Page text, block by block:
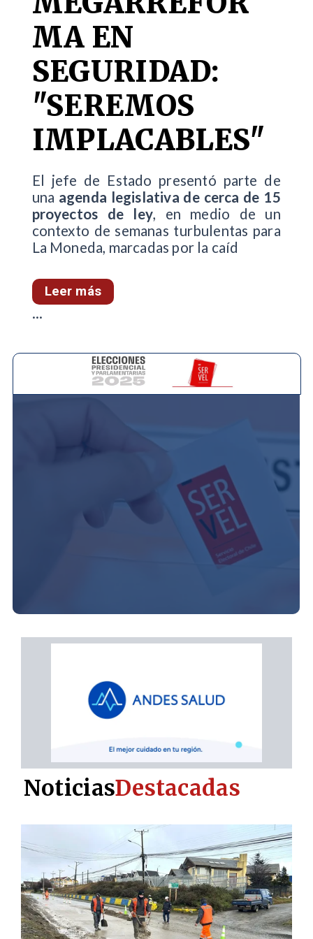
MA EN
SEGURIDAD:
"SEREMOS
IMPLACABLES"
El jefe de Estado presentó parte de
una agenda legislativa de cerca de 15
proyectos de ley, en medio de un
contexto de semanas turbulentas para
La Moneda, marcadas por la caíd
Leer más
...
NoticiasDestacadas